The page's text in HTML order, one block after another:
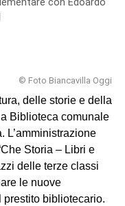
alla memoria e
storia familiare, i
vivacità,
una
di libertà, coraggio
con Edoardo
© Foto Biancavilla Oggi
delle storie e della
Biblioteca comunale
L’amministrazione
Storia – Libri e
delle terze classi
le nuove
bibliotecario.